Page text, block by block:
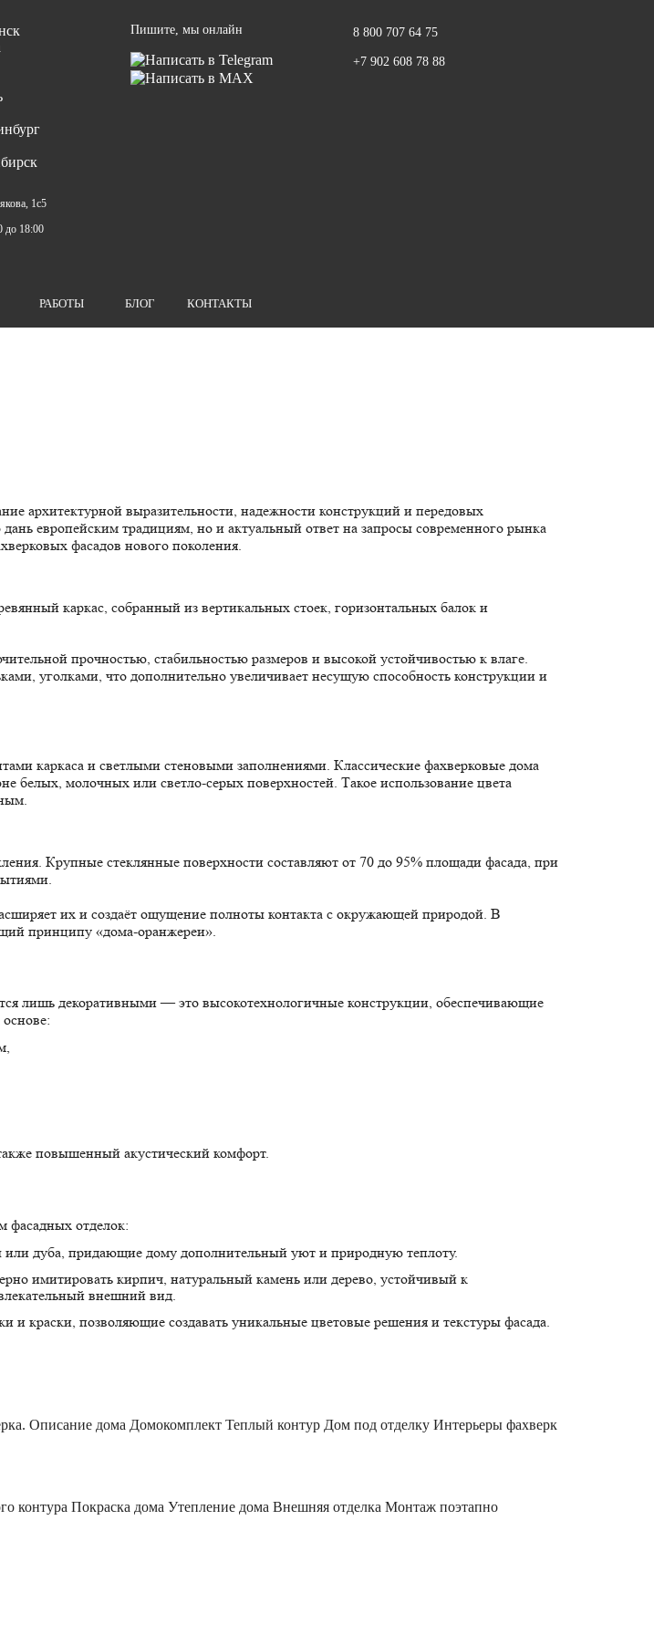
1с5
до 18:00
Пишите, мы онлайн 8 800 707 64 75
+7 902 608 78 88
РАБОТЫ БЛОГ КОНТАКТЫ
архитектурной выразительности, надежности конструкций и передовых
европейским традициям, но и актуальный ответ на запросы современного рынка
фасадов нового поколения.
каркас, собранный из вертикальных стоек, горизонтальных балок и
прочностью, стабильностью размеров и высокой устойчивостью к влаге.
уголками, что дополнительно увеличивает несущую способность конструкции и
каркаса и светлыми стеновыми заполнениями. Классические фахверковые дома
молочных или светло-серых поверхностей. Такое использование цвета
Крупные стеклянные поверхности составляют от 70 до 95% площади фасада, при
их и создаёт ощущение полноты контакта с окружающей природой. В
принципу «дома-оранжереи».
лишь декоративными — это высокотехнологичные конструкции, обеспечивающие
повышенный акустический комфорт.
фасадных отделок:
дуба, придающие дому дополнительный уют и природную теплоту.
имитировать кирпич, натуральный камень или дерево, устойчивый к
внешний вид.
краски, позволяющие создавать уникальные цветовые решения и текстуры фасада.
Описание дома Домокомплект Теплый контур Дом под отделку Интерьеры фахверк
контура Покраска дома Утепление дома Внешняя отделка Монтаж поэтапно